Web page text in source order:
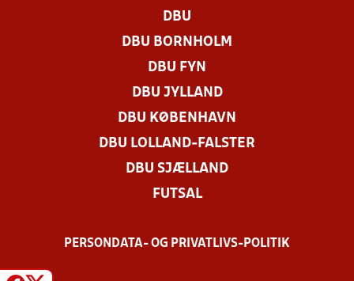
DBU
DBU BORNHOLM
DBU FYN
DBU JYLLAND
DBU KØBENHAVN
DBU LOLLAND-FALSTER
DBU SJÆLLAND
FUTSAL
PERSONDATA- OG PRIVATLIVS-POLITIK